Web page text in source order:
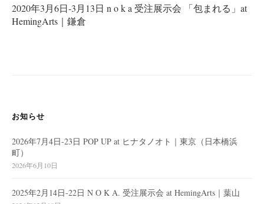
ゲ
ー
2020年3月6日-3月13日 n o k a 受注展示会 「包まれる」at
HemingArts｜鎌倉
お知らせ
2026年7月4日-23日 POP UP at ヒナタノオト｜東京（日本橋浜
町）
2026年6月10日
2025年2月14日-22日 N O K A. 受注展示会 at HemingArts｜葉山